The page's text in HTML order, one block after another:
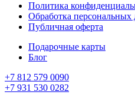
Политика
Обработка
Публичная оферта
Подарочные карты
Блог
+7 812 579 0090
+7 931 530 0282